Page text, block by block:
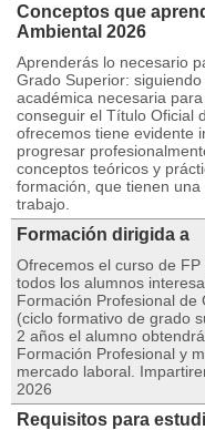
Conceptos que
Ambiental 2026
Aprenderás lo necesario
Grado Superior:
académica necesaria
conseguir el Título Oficial
ofrecemos tiene evidente
progresar
conceptos teóricos y
formación, que tienen
trabajo.
Formación dirigida a
Ofrecemos el curso de
todos los alumnos
Formación Profesional de
(ciclo formativo de grado
2 años el alumno
Formación Profesional y
mercado laboral.
2026
Requisitos para